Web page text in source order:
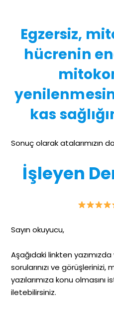
Egzersiz,
hücrenin
kas
Sonuç olarak atalarımızın
İşleyen
Sayın okuyucu,
Aşağıdaki linkten
sorularınızı ve
yazılarımıza konu olmasını
iletebilirsiniz.